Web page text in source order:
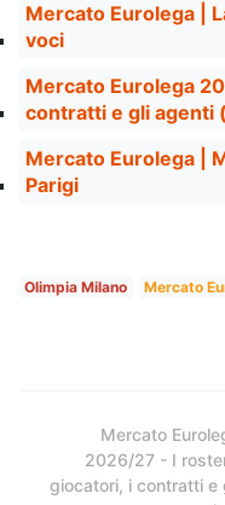
Mercato Eurolega |
voci
Mercato Eurolega
contratti e gli agenti
Mercato Eurolega |
Parigi
Olimpia Milano Mercato
Mercato
2026/27 - I
giocatori, i contratti e